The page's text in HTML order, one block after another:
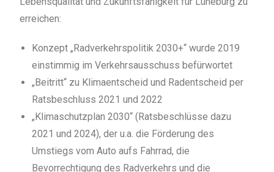
erreichen:
Konzept „Radverkehrspolitik 2030+“ wurde 2019
einstimmig im Verkehrsausschuss befürwortet
„Beitritt“ zu Klimaentscheid und Radentscheid per
Ratsbeschluss 2021 und 2022
„Klimaschutzplan 2030“ (Ratsbeschlüsse dazu
2021 und 2024), der u.a. die Förderung des
Umstiegs vom Auto aufs Fahrrad, die
Bevorrechtigung des Radverkehrs und die